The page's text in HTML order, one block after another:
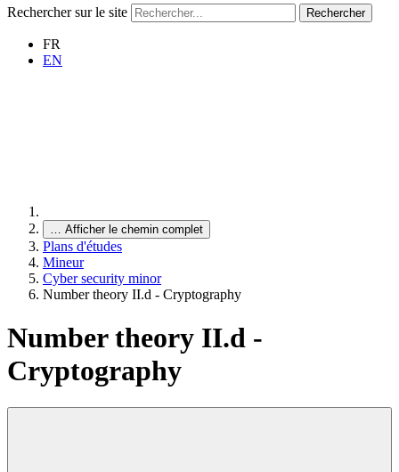
Rechercher sur le site Rechercher
FR
EN
… Afficher le chemin complet
Plans d'études
Mineur
Cyber security minor
Number theory II.d - Cryptography
Number theory II.d -
Cryptography